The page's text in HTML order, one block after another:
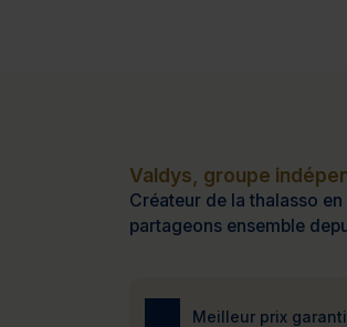
Valdys, groupe
Créateur de la thalasso
partageons ensemble
Meilleur prix garanti